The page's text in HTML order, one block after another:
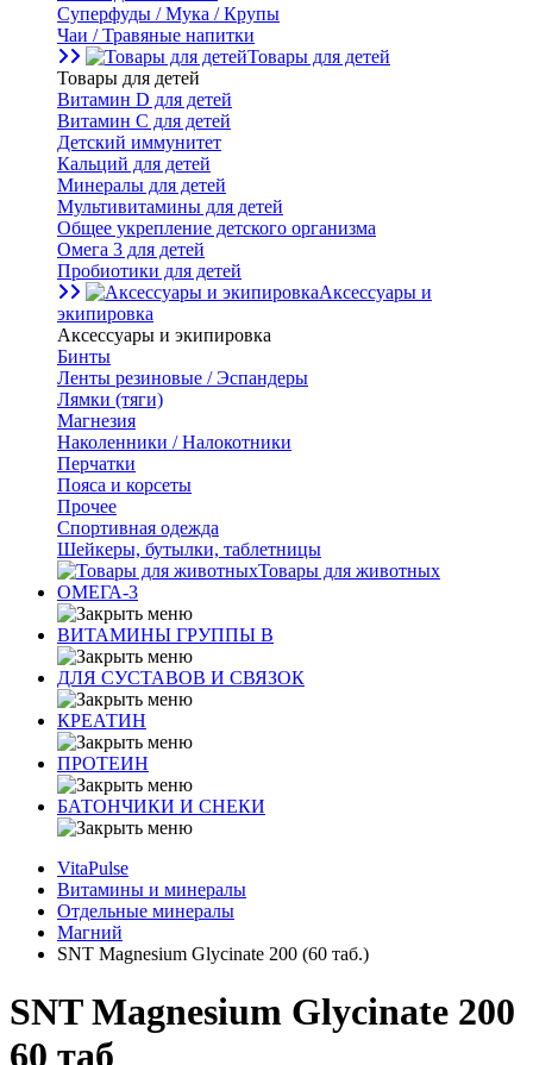
Суперфуды / Мука / Крупы
Чаи / Травяные напитки
Товары для детей
Товары для детей
Витамин D для детей
Витамин С для детей
Детский иммунитет
Кальций для детей
Минералы для детей
Мультивитамины для детей
Общее укрепление детского организма
Омега 3 для детей
Пробиотики для детей
Аксессуары и
экипировка
Аксессуары и экипировка
Бинты
Ленты резиновые / Эспандеры
Лямки (тяги)
Магнезия
Наколенники / Налокотники
Перчатки
Пояса и корсеты
Прочее
Спортивная одежда
Шейкеры, бутылки, таблетницы
Товары для животных
ОМЕГА-3
ВИТАМИНЫ ГРУППЫ В
ДЛЯ СУСТАВОВ И СВЯЗОК
КРЕАТИН
ПРОТЕИН
БАТОНЧИКИ И СНЕКИ
VitaPulse
Витамины и минералы
Отдельные минералы
Магний
SNT Magnesium Glycinate 200 (60 таб.)
SNT Magnesium Glycinate 200
60 таб